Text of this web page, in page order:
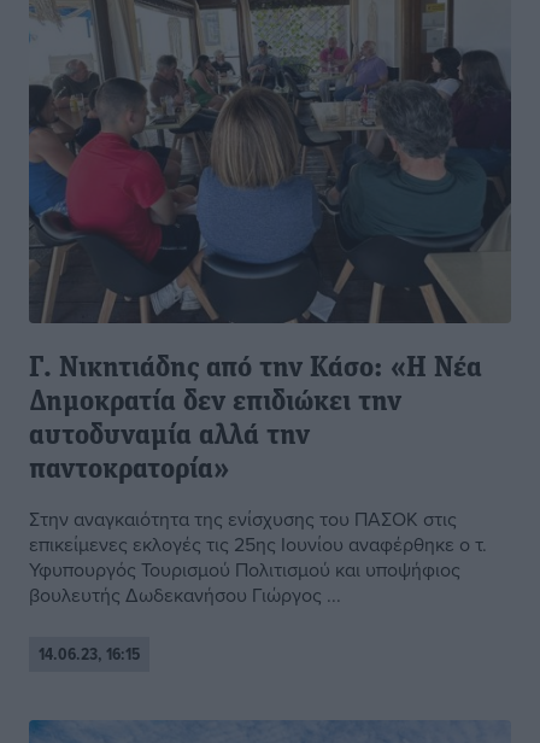
Γ. Νικητιάδης από την Κάσο: «Η Νέα
Δημοκρατία δεν επιδιώκει την
αυτοδυναμία αλλά την
παντοκρατορία»
Στην αναγκαιότητα της ενίσχυσης του ΠΑΣΟΚ στις
επικείμενες εκλογές τις 25ης Ιουνίου αναφέρθηκε ο τ.
Υφυπουργός Τουρισμού Πολιτισμού και υποψήφιος
βουλευτής Δωδεκανήσου Γιώργος ...
14.06.23, 16:15